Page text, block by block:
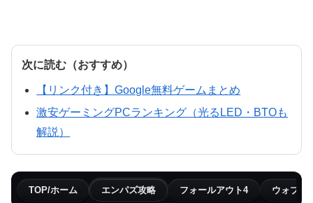
次に読む（おすすめ）
【リンク付き】Google無料ゲームまとめ
激安ゲーミングPCランキング（光るLED・BTOも
解説）
TOP/ホーム エンパズ攻略 フォールアウト4 ウォブリ